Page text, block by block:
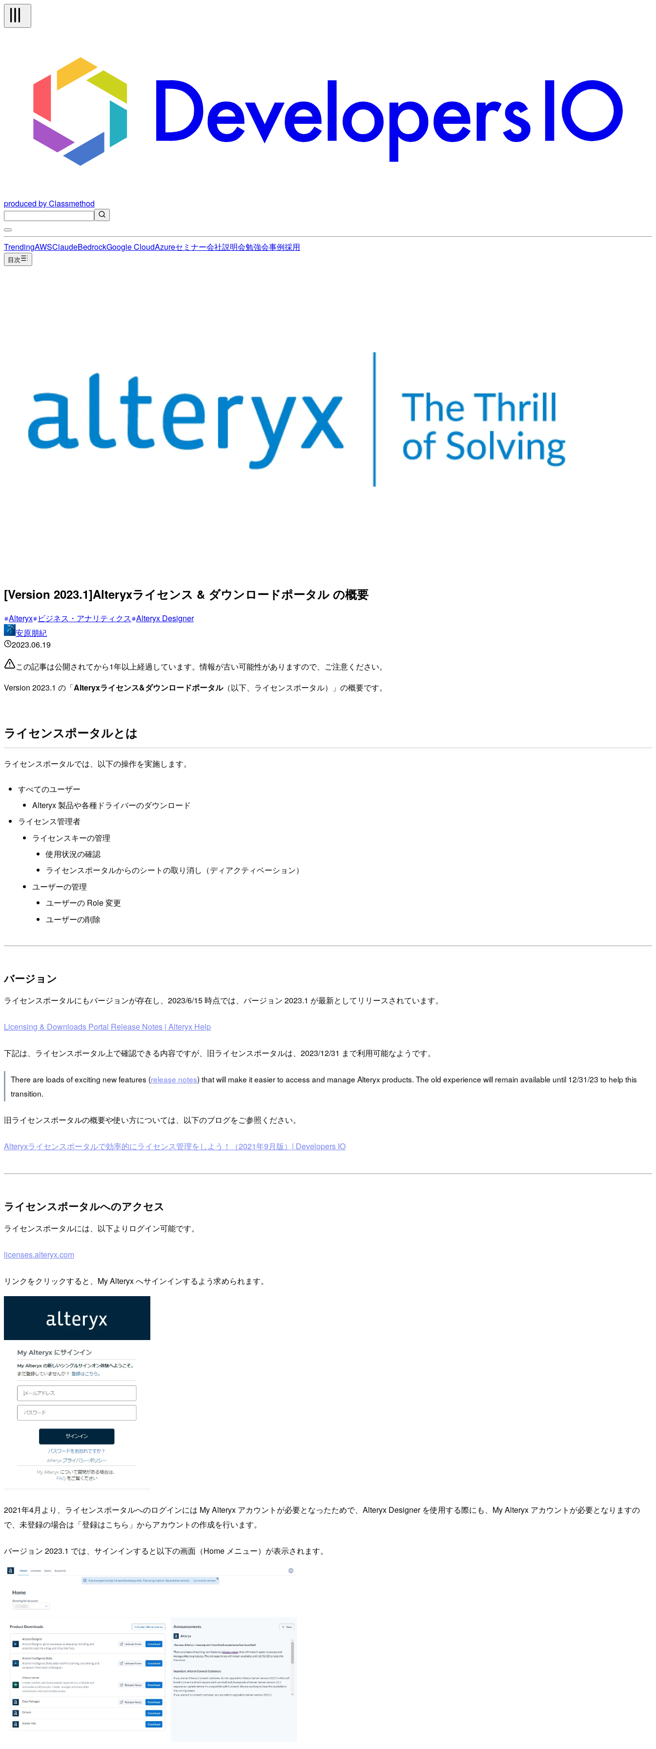
produced by Classmethod
TrendingAWSClaudeBedrockGoogle CloudAzureセミナー会社説明会勉強会事例採用
目次
[Version 2023.1]Alteryxライセンス & ダウンロードポータル の概要
Alteryx ビジネス・アナリティクス Alteryx Designer
安原朋紀
2023.06.19
この記事は公開されてから1年以上経過しています。情報が古い可能性がありますので、ご注意ください。
Version 2023.1 の「Alteryxライセンス&ダウンロードポータル（以下、ライセンスポータル）」の概要です。
ライセンスポータルとは
ライセンスポータルでは、以下の操作を実施します。
すべてのユーザー
Alteryx 製品や各種ドライバーのダウンロード
ライセンス管理者
ライセンスキーの管理
使用状況の確認
ライセンスポータルからのシートの取り消し（ディアクティベーション）
ユーザーの管理
ユーザーの Role 変更
ユーザーの削除
バージョン
ライセンスポータルにもバージョンが存在し、2023/6/15 時点では、バージョン 2023.1 が最新としてリリースされています。
Licensing & Downloads Portal Release Notes | Alteryx Help
下記は、ライセンスポータル上で確認できる内容ですが、旧ライセンスポータルは、2023/12/31 まで利用可能なようです。
There are loads of exciting new features (release notes) that will make it easier to access and manage Alteryx products. The old experience will remain available until 12/31/23 to help this
transition.
旧ライセンスポータルの概要や使い方については、以下のブログをご参照ください。
Alteryxライセンスポータルで効率的にライセンス管理をしよう！（2021年9月版）| Developers IO
ライセンスポータルへのアクセス
ライセンスポータルには、以下よりログイン可能です。
licenses.alteryx.com
リンクをクリックすると、My Alteryx へサインインするよう求められます。
2021年4月より、ライセンスポータルへのログインには My Alteryx アカウントが必要となったためで、Alteryx Designer を使用する際にも、My Alteryx アカウントが必要となりますの
で、未登録の場合は「登録はこちら」からアカウントの作成を行います。
バージョン 2023.1 では、サインインすると以下の画面（Home メニュー）が表示されます。